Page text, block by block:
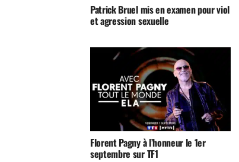
Patrick Bruel mis en examen pour viol
et agression sexuelle
Florent Pagny à l’honneur le 1er
septembre sur TF1